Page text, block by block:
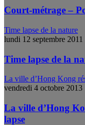
Court-métrage –
Time lapse de la nature
lundi 12 septembre 2011
Time lapse de la
La ville d’Hong Kong
vendredi 4 octobre 2013
La ville d’Hong
lapse